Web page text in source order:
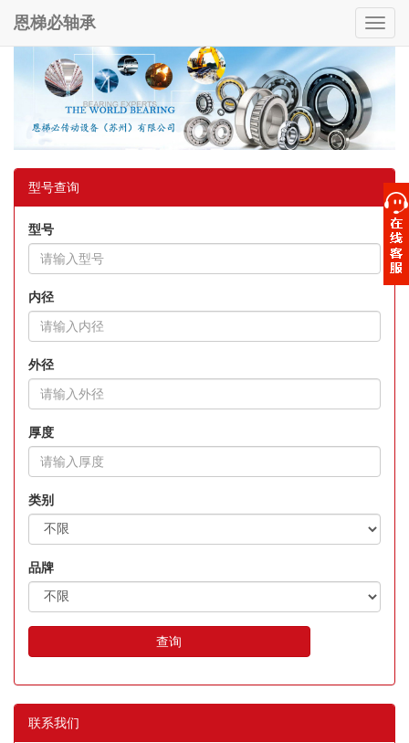
恩梯必轴承
型号查询
型号
内径
外径
厚度
类别
品牌
查询
联系我们